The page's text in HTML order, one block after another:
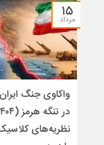
۱۵
مرداد
واکاوی جنگ
نظریه‌های